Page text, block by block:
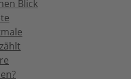
Blick